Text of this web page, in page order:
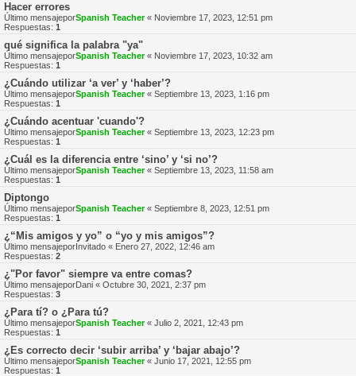
Hacer errores
Último mensajeporSpanish Teacher« Noviembre 17, 2023, 12:51 pm
Respuestas: 1
qué significa la palabra "ya"
Último mensajeporSpanish Teacher« Noviembre 17, 2023, 10:32 am
Respuestas: 1
¿Cuándo utilizar ‘a ver’ y ‘haber’?
Último mensajeporSpanish Teacher« Septiembre 13, 2023, 1:16 pm
Respuestas: 1
¿Cuándo acentuar 'cuando'?
Último mensajeporSpanish Teacher« Septiembre 13, 2023, 12:23 pm
Respuestas: 1
¿Cuál es la diferencia entre ‘sino’ y ‘si no’?
Último mensajeporSpanish Teacher« Septiembre 13, 2023, 11:58 am
Respuestas: 1
Diptongo
Último mensajeporSpanish Teacher« Septiembre 8, 2023, 12:51 pm
Respuestas: 1
¿“Mis amigos y yo” o “yo y mis amigos”?
Último mensajeporInvitado « Enero 27, 2022, 12:46 am
Respuestas: 2
¿"Por favor" siempre va entre comas?
Último mensajeporDani « Octubre 30, 2021, 2:37 pm
Respuestas: 3
¿Para tí? o ¿Para tú?
Último mensajeporSpanish Teacher« Julio 2, 2021, 12:43 pm
Respuestas: 1
¿Es correcto decir ‘subir arriba’ y ‘bajar abajo’?
Último mensajeporSpanish Teacher« Junio 17, 2021, 12:55 pm
Respuestas: 1